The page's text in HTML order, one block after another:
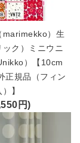
marimekko）生
ク）ミニウニ
）【10cm
正規品（フィン
】
円)